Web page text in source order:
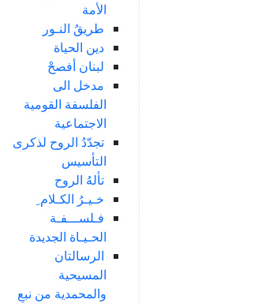
الأمة
طريقُ النـور
دين الحياة
لبنان أفصحْ
مدخل الى
الفلسفة القومية
الاجتماعية
تجدّدُ الروح لذكرى
التأسيس
تألهُ الروح
خـيـرُ الكـلام ِ
فـلســـفـة
الحـيـاة الجديدة
الرسالتان
المسيحية
والمحمدية من نبعٍ